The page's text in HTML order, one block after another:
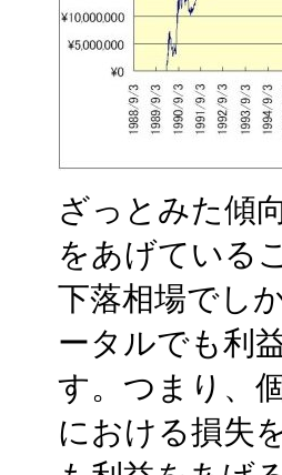
ざっとみた傾
をあげている
下落相場でし
ータルでも利
す。つまり、
における損失